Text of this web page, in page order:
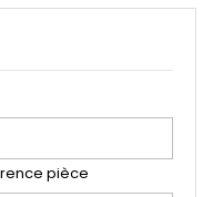
pièce